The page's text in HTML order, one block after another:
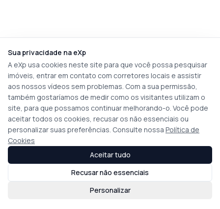
Sua privacidade na eXp
A eXp usa cookies neste site para que você possa pesquisar
imóveis, entrar em contato com corretores locais e assistir
aos nossos vídeos sem problemas. Com a sua permissão,
também gostaríamos de medir como os visitantes utilizam o
site, para que possamos continuar melhorando-o. Você pode
aceitar todos os cookies, recusar os não essenciais ou
personalizar suas preferências. Consulte nossa Política de
Cookies
Personalizar
Recusar não essenciais
Aceitar tudo